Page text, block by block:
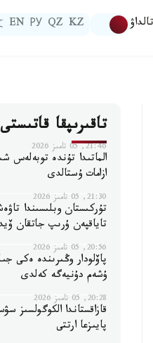
تالداۋ KZ
QZ
РУ
EN
تاقىرىپقا قاتىستى
21:46, 05 تامىز 2026
الماتىدا تۇندە توبەلەس
ازامات ۇستالدى
21:30, 05 تامىز 2026
تۇركىستان وبلىسىندا
تاياقپەن ۇرىپ جاتقان
20:56, 05 تامىز 2026
پاۆلودار وڭىرىندە ەكى
ۇشەم دۇنيەگە كەلدى
20:28, 05 تامىز 2026
پايىزعا ارتتى